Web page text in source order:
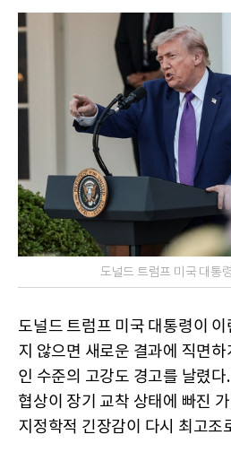
도널드 트럼프 미국 대통
도널드 트럼프 미국 대통령이
지 않으면 새로운 결과에 직면
인 수준의 고강도 경고를 날렸
협상이 장기 교착 상태에 빠진
지정학적 긴장감이 다시 최고조